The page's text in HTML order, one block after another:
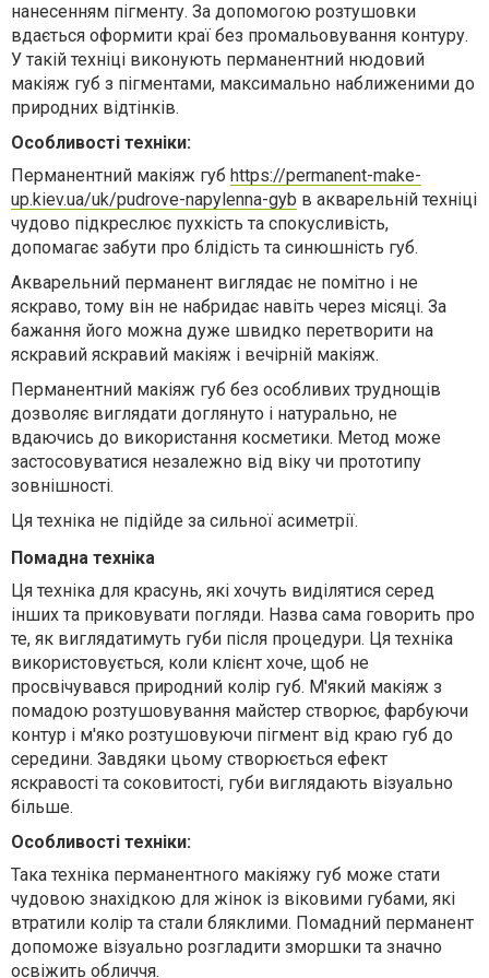
нанесенням пігменту. За допомогою розтушовки
вдається оформити краї без промальовування контуру.
У такій техніці виконують перманентний нюдовий
макіяж губ з пігментами, максимально наближеними до
природних відтінків.
Особливості техніки:
Перманентний макіяж губ https://permanent-make-
up.kiev.ua/uk/pudrove-napylenna-gyb в акварельній техніці
чудово підкреслює пухкість та спокусливість,
допомагає забути про блідість та синюшність губ.
Акварельний перманент виглядає не помітно і не
яскраво, тому він не набридає навіть через місяці. За
бажання його можна дуже швидко перетворити на
яскравий яскравий макіяж і вечірній макіяж.
Перманентний макіяж губ без особливих труднощів
дозволяє виглядати доглянуто і натурально, не
вдаючись до використання косметики. Метод може
застосовуватися незалежно від віку чи прототипу
зовнішності.
Ця техніка не підійде за сильної асиметрії.
Помадна техніка
Ця техніка для красунь, які хочуть виділятися серед
інших та приковувати погляди. Назва сама говорить про
те, як виглядатимуть губи після процедури. Ця техніка
використовується, коли клієнт хоче, щоб не
просвічувався природний колір губ. М'який макіяж з
помадою розтушовування майстер створює, фарбуючи
контур і м'яко розтушовуючи пігмент від краю губ до
середини. Завдяки цьому створюється ефект
яскравості та соковитості, губи виглядають візуально
більше.
Особливості техніки:
Така техніка перманентного макіяжу губ може стати
чудовою знахідкою для жінок із віковими губами, які
втратили колір та стали бляклими. Помадний перманент
допоможе візуально розгладити зморшки та значно
освіжить обличчя.